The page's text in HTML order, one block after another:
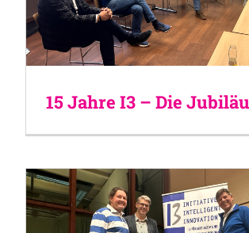
15 Jahre I3 – Die